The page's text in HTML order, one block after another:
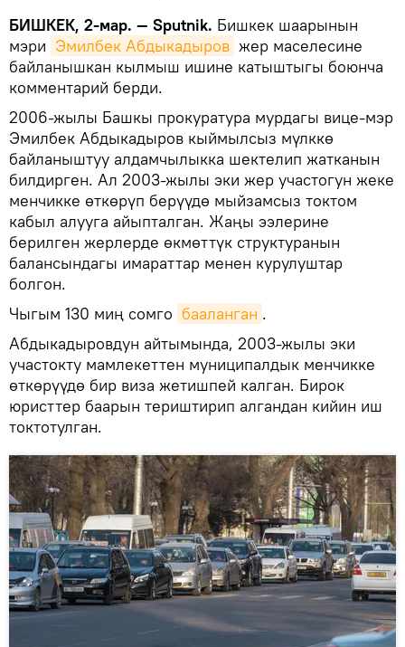
БИШКЕК, 2-мар. — Sputnik. Бишкек шаарынын
мэри Эмилбек Абдыкадыров жер маселесине
байланышкан кылмыш ишине катыштыгы боюнча
комментарий берди.
2006-жылы Башкы прокуратура мурдагы вице-мэр
Эмилбек Абдыкадыров кыймылсыз мүлккө
байланыштуу алдамчылыкка шектелип жатканын
билдирген. Ал 2003-жылы эки жер участогун жеке
менчикке өткөрүп берүүдө мыйзамсыз токтом
кабыл алууга айыпталган. Жаңы ээлерине
берилген жерлерде өкмөттүк структуранын
балансындагы имараттар менен курулуштар
болгон.
Чыгым 130 миң сомго бааланган .
Абдыкадыровдун айтымында, 2003-жылы эки
участокту мамлекеттен муниципалдык менчикке
өткөрүүдө бир виза жетишпей калган. Бирок
юристтер баарын териштирип алгандан кийин иш
токтотулган.